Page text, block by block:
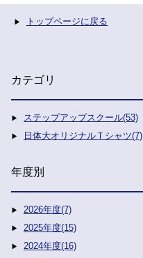
トップページに戻る
カテゴリ
ステップアップスクール(53)
日体大オリジナルＴシャツ(7)
年度別
2026年度(7)
2025年度(15)
2024年度(16)